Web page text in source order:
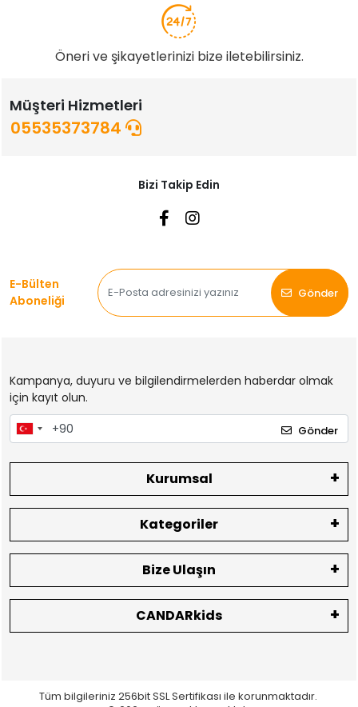
Öneri ve şikayetlerinizi bize iletebilirsiniz.
Müşteri Hizmetleri
05535373784
Bizi Takip Edin
E-Bülten
Aboneliği
Gönder
Kampanya, duyuru ve bilgilendirmelerden haberdar olmak
için kayıt olun.
Gönder
Kurumsal
Kategoriler
Bize Ulaşın
CANDARkids
Tüm bilgileriniz 256bit SSL Sertifikası ile korunmaktadır.